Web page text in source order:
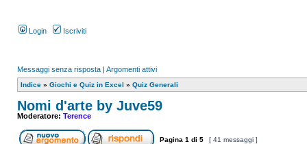
Login Iscriviti
Messaggi senza risposta | Argomenti attivi
Indice » Giochi e Quiz in Excel » Quiz Generali
Nomi d'arte by Juve59
Moderatore: Terence
Pagina 1 di 5 [ 41 messaggi ]